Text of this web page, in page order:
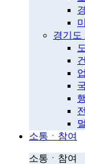
경기도
소통ㆍ참여
소통ㆍ참여